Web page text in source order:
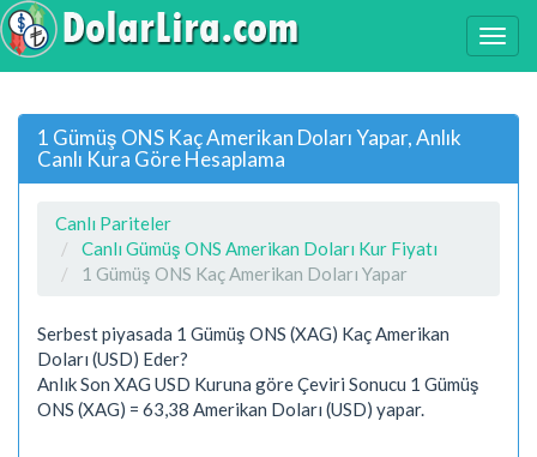
1 Gümüş ONS Kaç Amerikan Doları Yapar, Anlık
Canlı Kura Göre Hesaplama
Canlı Pariteler
Canlı Gümüş ONS Amerikan Doları Kur Fiyatı
1 Gümüş ONS Kaç Amerikan Doları Yapar
Serbest piyasada 1 Gümüş ONS (XAG) Kaç Amerikan
Doları (USD) Eder?
Anlık Son XAG USD Kuruna göre Çeviri Sonucu 1 Gümüş
ONS (XAG) = 63,38 Amerikan Doları (USD) yapar.